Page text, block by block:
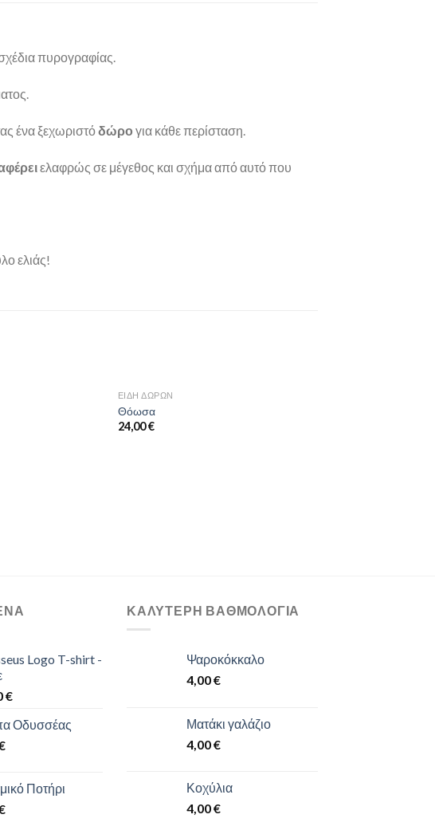
πυρογραφίας.
ένα ξεχωριστόδώρο για κάθε περίσταση.
ελαφρώς σε μέγεθος και σχήμα από αυτό που
ελιάς!
ΕΊΔΗ ΔΏΡΩΝ
Θόωσα
24,00€
Logo T-shirt -
€
Οδυσσέας
Ποτήρι
ΚΑΛΎΤΕΡΗ ΒΑΘΜΟΛΌΓΙΑ
Ψαροκόκκαλο
4,00€
Ματάκι γαλάζιο
4,00€
Κοχύλια
4,00€